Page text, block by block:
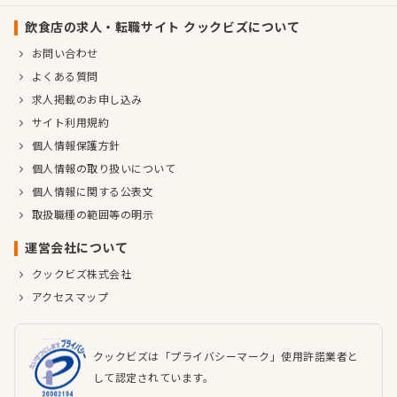
飲食店の求人・転職サイト クックビズについて
お問い合わせ
よくある質問
求人掲載のお申し込み
サイト利用規約
個人情報保護方針
個人情報の取り扱いについて
個人情報に関する公表文
取扱職種の範囲等の明示
運営会社について
クックビズ株式会社
アクセスマップ
クックビズは「プライバシーマーク」使用許諾業者と
して認定されています。